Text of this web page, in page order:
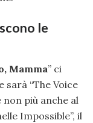
le
Mamma” ci
“The Voice
non più anche al
Impossible”, il